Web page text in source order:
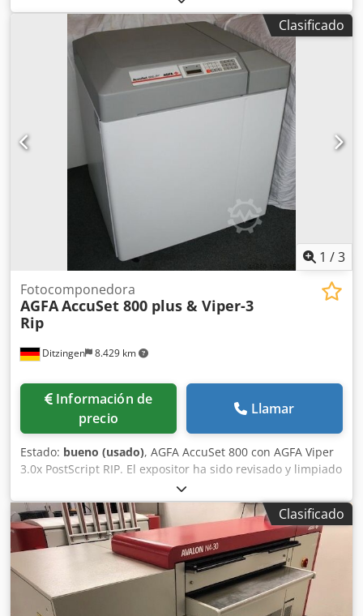
RIP Harlequin. Resoluciones: 1200, 1800, 2400 y 3600 ppp;
siempre con mantenimiento realizado por Agfa. Dkjdec N
Ahxspfx Alhjr El sistema se instaló en el año 2000 y está en
funcionamiento, con RIP incluido. - Avantra 44 con 3600
ppp - AgfaLine 44: unidad de revelado en línea de tamaño
reducido - RIP Harlequin - Densímetro de película Techkon.
La Avantra contaba con un contrato de servicio. Estaremos
encantados de enviarle más información e imágenes.
Revisada completamente en 2024.
Clasificado
1 /3
Ditzingen 8.429 km
Fotocomponedora
AGFAAccuSet 800 plus & Viper-3
Rip
Información de
precio
Llamar
Estado: bueno (usado), AGFA AccuSet 800 con AGFA Viper
3.0x PostScript RIP. El expositor ha sido revisado y limpiado
por completo. Resoluciones: 1200, 1800 y 2400 dpi, incluye
densitómetro de películas Techkon. Con mucho gusto le
enviaremos más información e imágenes.
Remanufacturado en 2024. Dodpfx Asbr Ahtelhokr
Clasificado